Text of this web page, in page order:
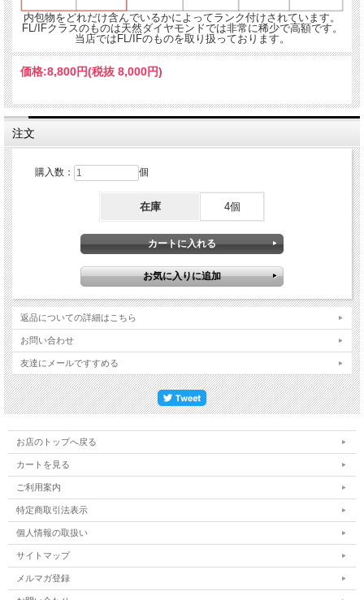
内包物をどれだけ含んでいるかによってランク付けされています。
FL/IFクラスのものは天然ダイヤモンドでは非常に稀少で高額です。
当店ではFL/IFのものを取り扱っております。
価格:8,800円(税抜 8,000円)
注文
購入数： 個
在庫 4個
返品についての詳細はこちら
お問い合わせ
友達にメールですすめる
お店のトップへ戻る
カートを見る
ご利用案内
特定商取引法表示
個人情報の取扱い
サイトマップ
メルマガ登録